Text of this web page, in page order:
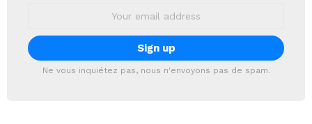
Ne vous inquiétez pas, nous n'envoyons pas de spam.